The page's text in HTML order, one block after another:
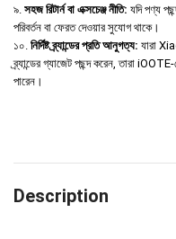
৯. সহজ রিটার্ন বা এক্সচেঞ্জ নীতি: যদি পণ্য
পরিবর্তন বা ফেরত দেওয়ার সুযোগ থাকে।
১০. নির্দিষ্ট ব্র্যান্ডের প্রতি আনুগত্য: যারা
ব্র্যান্ডের গ্যাজেট পছন্দ করেন, তারা
পারেন।
Description